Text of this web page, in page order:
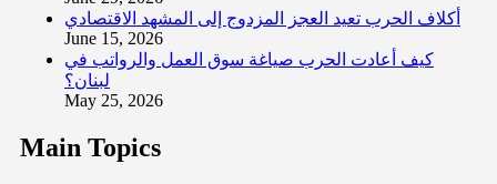
أكلاف الحرب تعيد العجز المزدوج إلى المشهد الاقتصادي
June 15, 2026
كيف أعادت الحرب صياغة سوق العمل والرواتب في
لبنان؟
May 25, 2026
Main Topics